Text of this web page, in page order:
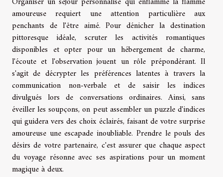
amoureuse requiert une attention particulière aux
penchants de l'être aimé. Pour dénicher la destination
pittoresque idéale, scruter les activités romantiques
disponibles et opter pour un hébergement de charme,
l'écoute et l'observation jouent un rôle prépondérant. Il
s'agit de décrypter les préférences latentes à travers la
communication non-verbale et de saisir les indices
divulgués lors de conversations ordinaires. Ainsi, sans
éveiller les soupçons, on peut assembler un puzzle d'indices
qui guidera vers des choix éclairés, faisant de votre surprise
amoureuse une escapade inoubliable. Prendre le pouls des
désirs de votre partenaire, c'est assurer que chaque aspect
du voyage résonne avec ses aspirations pour un moment
magique à deux.